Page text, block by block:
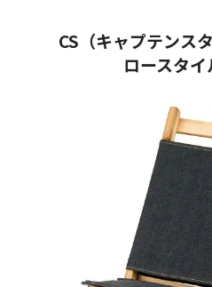
CS（キャプテンス
ロースタ